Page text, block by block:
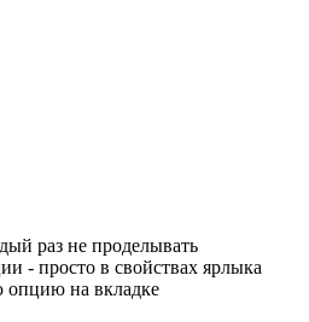
раз не проделывать
- просто в свойствах ярлыка
опцию на вкладке